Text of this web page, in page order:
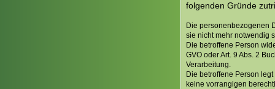
folgenden Gründe
Die personenbezogenen
sie nicht mehr notwendig
Die betroffene Person
GVO oder Art. 9 Abs. 2
Verarbeitung.
Die betroffene Person
keine vorrangigen